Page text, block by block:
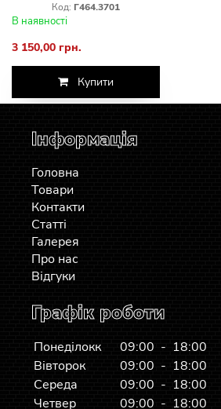
Код: Г464.3701
В наявності
3 150,00 грн.
Купити
Інформація
Головна
Товари
Контакти
Статті
Галерея
Про нас
Відгуки
Графік роботи
Понеділокк
09:00 - 18:00
Вівторок
09:00 - 18:00
Середа
09:00 - 18:00
Четвер
09:00 - 18:00